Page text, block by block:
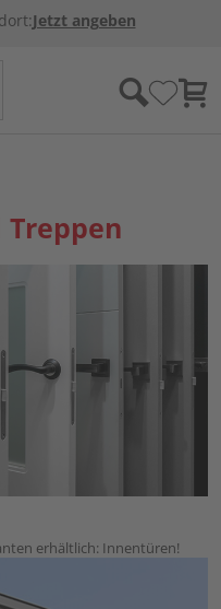
Jetzt angeben
Treppen
erhältlich: Innentüren!